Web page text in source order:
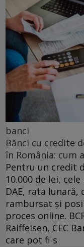
banci
Bănci cu credite
în România: cum
Pentru un credit
10.000 de lei,
DAE, rata
rambursat și
proces online.
Raiffeisen, CEC
care pot fi s